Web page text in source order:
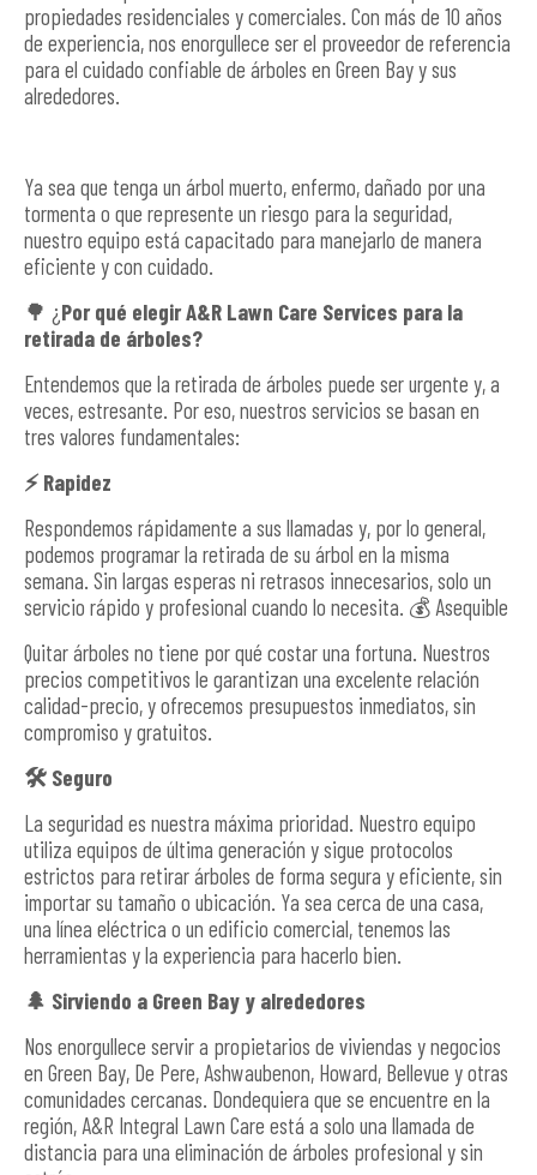
propiedades residenciales y comerciales. Con más de 10 años
de experiencia, nos enorgullece ser el proveedor de referencia
para el cuidado confiable de árboles en Green Bay y sus
alrededores.
Ya sea que tenga un árbol muerto, enfermo, dañado por una
tormenta o que represente un riesgo para la seguridad,
nuestro equipo está capacitado para manejarlo de manera
eficiente y con cuidado.
🌳 ¿Por qué elegir A&R Lawn Care Services para la
retirada de árboles?
Entendemos que la retirada de árboles puede ser urgente y, a
veces, estresante. Por eso, nuestros servicios se basan en
tres valores fundamentales:
⚡ Rapidez
Respondemos rápidamente a sus llamadas y, por lo general,
podemos programar la retirada de su árbol en la misma
semana. Sin largas esperas ni retrasos innecesarios, solo un
servicio rápido y profesional cuando lo necesita. 💰 Asequible
Quitar árboles no tiene por qué costar una fortuna. Nuestros
precios competitivos le garantizan una excelente relación
calidad-precio, y ofrecemos presupuestos inmediatos, sin
compromiso y gratuitos.
🛠️ Seguro
La seguridad es nuestra máxima prioridad. Nuestro equipo
utiliza equipos de última generación y sigue protocolos
estrictos para retirar árboles de forma segura y eficiente, sin
importar su tamaño o ubicación. Ya sea cerca de una casa,
una línea eléctrica o un edificio comercial, tenemos las
herramientas y la experiencia para hacerlo bien.
🌲 Sirviendo a Green Bay y alrededores
Nos enorgullece servir a propietarios de viviendas y negocios
en Green Bay, De Pere, Ashwaubenon, Howard, Bellevue y otras
comunidades cercanas. Dondequiera que se encuentre en la
región, A&R Integral Lawn Care está a solo una llamada de
distancia para una eliminación de árboles profesional y sin